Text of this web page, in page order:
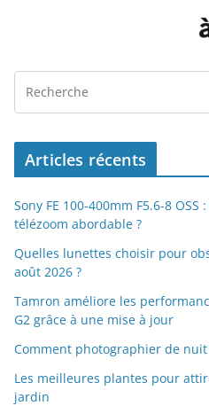
Articles récents
Sony FE 100-400mm F5.6-8
télézoom abordable ?
Quelles lunettes choisir pour
août 2026 ?
Tamron améliore les
G2 grâce à une mise à jour
Comment photographier de nuit
Les meilleures plantes pour
jardin